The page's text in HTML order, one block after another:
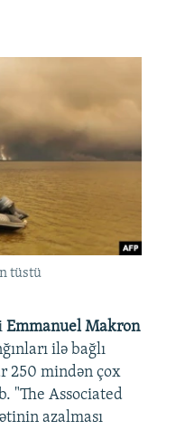
tüstü
Emmanuel Makron
ilə bağlı
250 mindən çox
"The Associated
azalması